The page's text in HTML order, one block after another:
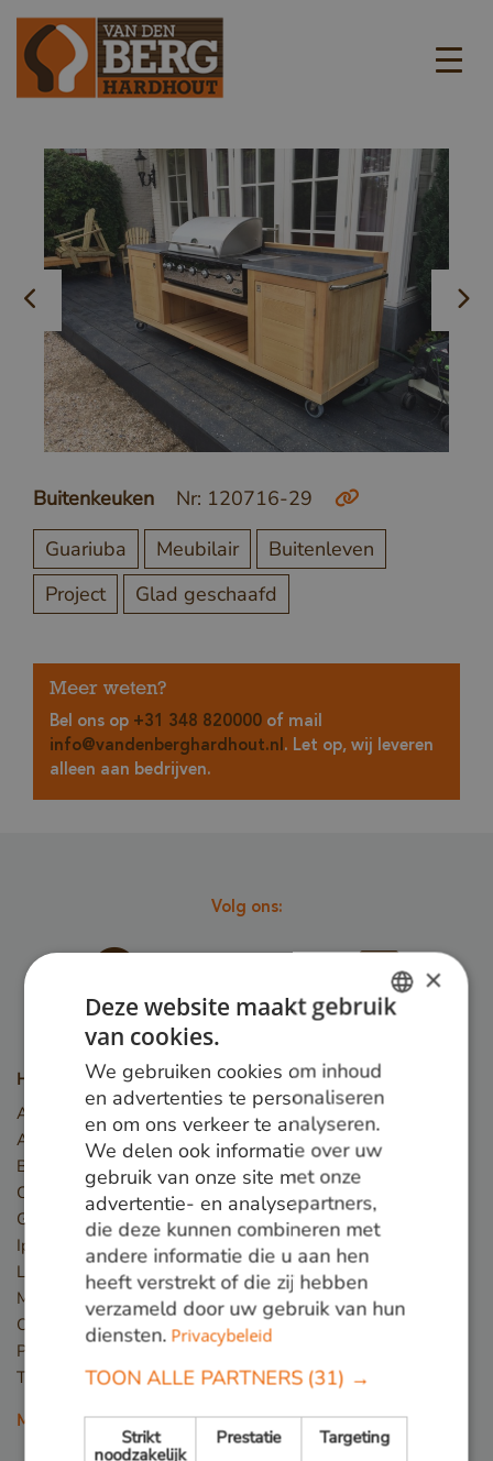
Buitenkeuken
Nr: 120716-29
Guariuba
Meubilair
Buitenleven
Project
Glad geschaafd
Meer weten?
Bel ons op +31 348 820000 of mail
info@vandenberghardhout.nl. Let op, wij leveren
alleen aan bedrijven.
Volg ons:
Houtsoorten
Angelim Vermelho
Azobé
Basralocus
Cumaru
Guariuba
Ipé
Louro preto
Massaranduba
Okan
Piquia
Tali
Meer houtsoorten
GERMAN
ENGLISH
×
Deze website maakt gebruik
van cookies.
We gebruiken cookies om inhoud
en advertenties te personaliseren
en om ons verkeer te analyseren.
We delen ook informatie over uw
gebruik van onze site met onze
advertentie- en analysepartners,
die deze kunnen combineren met
andere informatie die u aan hen
heeft verstrekt of die zij hebben
verzameld door uw gebruik van hun
diensten. Privacybeleid
TOON ALLE PARTNERS (31) →
Strikt
noodzakelijk
Prestatie Targeting